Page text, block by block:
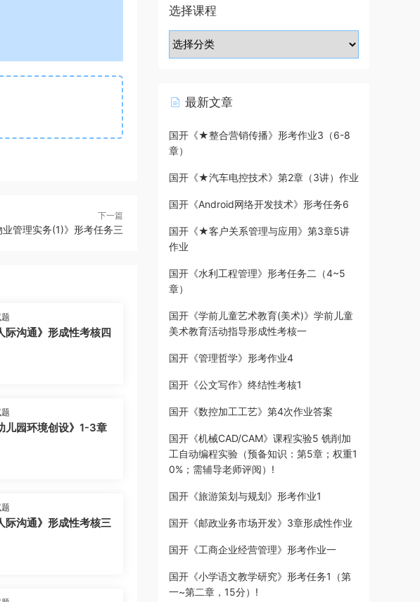
下一篇
业管理实务(1)》形考任务三
际沟通》形成性考核四
儿园环境创设》1-3章
际沟通》形成性考核三
选择课程
最新文章
国开《★整合营销传播》形考作业3（6-8
章）
国开《★汽车电控技术》第2章（3讲）作业
国开《Android网络开发技术》形考任务6
国开《★客户关系管理与应用》第3章5讲
作业
国开《水利工程管理》形考任务二（4~5
章）
国开《学前儿童艺术教育(美术)》学前儿童
美术教育活动指导形成性考核一
国开《管理哲学》形考作业4
国开《公文写作》终结性考核1
国开《数控加工工艺》第4次作业答案
国开《机械CAD/CAM》课程实验5 铣削加
工自动编程实验（预备知识：第5章；权重1
0%；需辅导老师评阅）!
国开《旅游策划与规划》形考作业1
国开《邮政业务市场开发》3章形成性作业
国开《工商企业经营管理》形考作业一
国开《小学语文教学研究》形考任务1（第
一~第二章，15分）!